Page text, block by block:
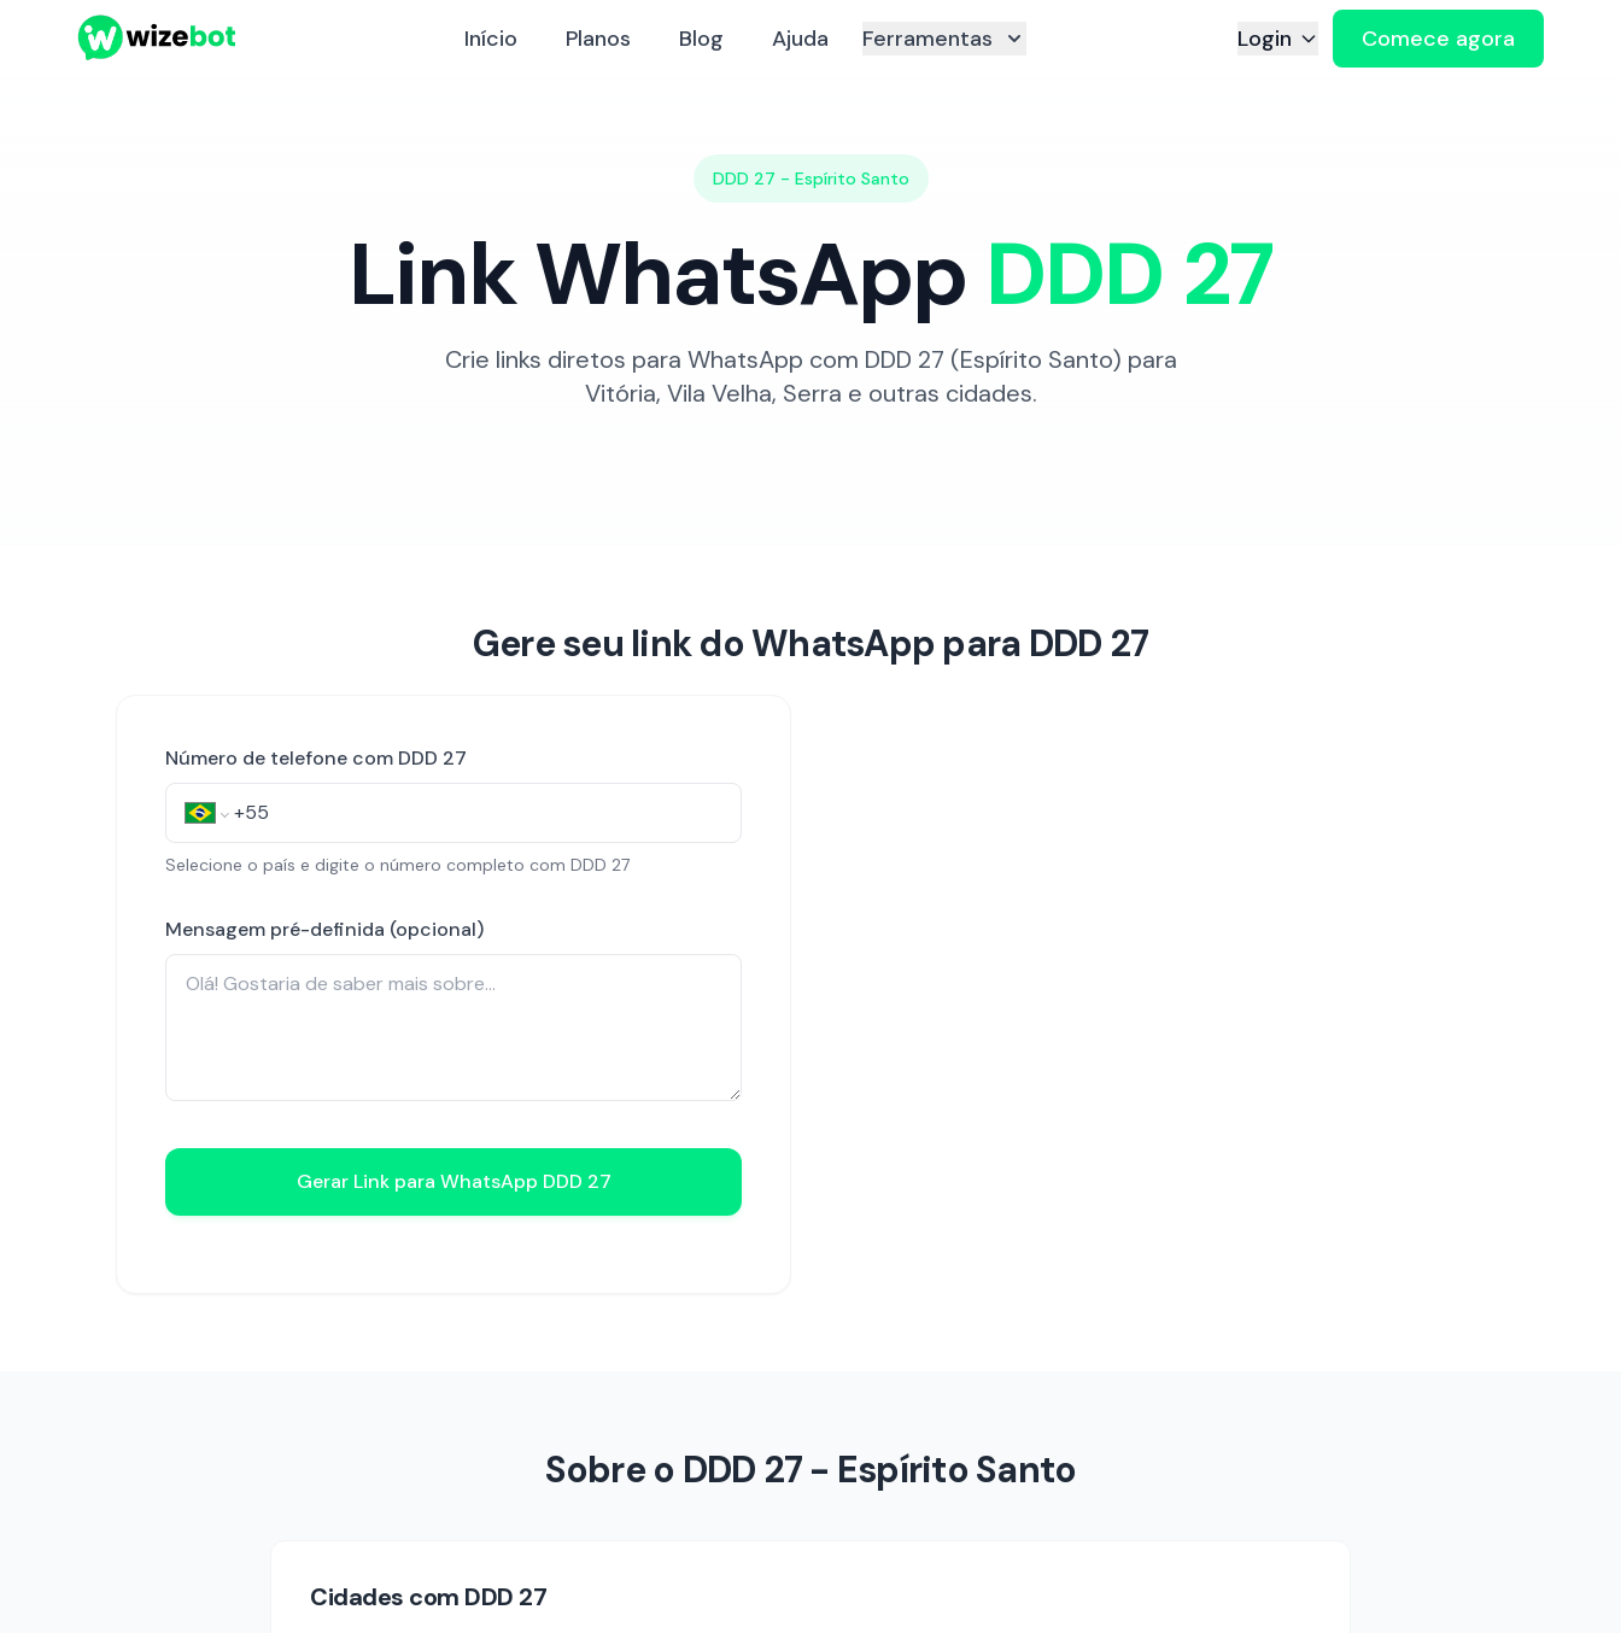
Início Planos Blog Ajuda Ferramentas Login Comece agora
DDD 27 - Espírito Santo
Link WhatsApp DDD 27
Crie links diretos para WhatsApp com DDD 27 (Espírito Santo) para
Vitória, Vila Velha, Serra e outras cidades.
Gere seu link do WhatsApp para DDD 27
Número de telefone com DDD 27
Selecione o país e digite o número completo com DDD 27
Mensagem pré-definida (opcional)
Gerar Link para WhatsApp DDD 27
Sobre o DDD 27 - Espírito Santo
Cidades com DDD 27